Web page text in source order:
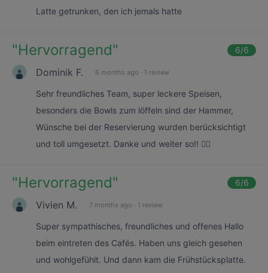
Latte getrunken, den ich jemals hatte
"Hervorragend" 6/6
Dominik F. 6 months ago · 1 review
Sehr freundliches Team, super leckere Speisen,
besonders die Bowls zum löffeln sind der Hammer,
Wünsche bei der Reservierung wurden berücksichtigt
und toll umgesetzt. Danke und weiter so!! 👍🏼
"Hervorragend" 6/6
Vivien M. 7 months ago · 1 review
Super sympathisches, freundliches und offenes Hallo
beim eintreten des Cafés. Haben uns gleich gesehen
und wohlgefühlt. Und dann kam die Frühstücksplatte.